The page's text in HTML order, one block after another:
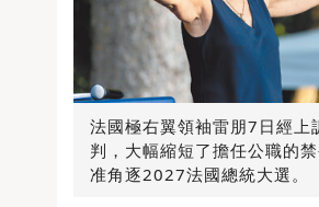
法國極右翼領袖雷朋7日經上
判，大幅縮短了擔任公職的
准角逐2027法國總統大選。